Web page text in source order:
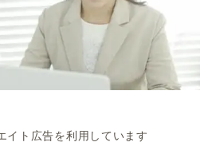
ト広告を利用しています